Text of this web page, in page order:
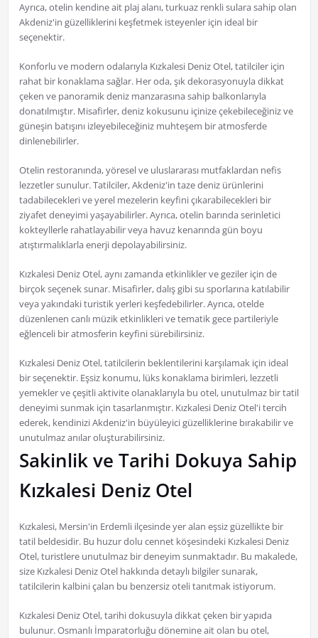
Ayrıca, otelin kendine ait plaj alanı, turkuaz renkli sulara sahip olan
Akdeniz'in güzelliklerini keşfetmek isteyenler için ideal bir
seçenektir.
Konforlu ve modern odalarıyla Kızkalesi Deniz Otel, tatilciler için
rahat bir konaklama sağlar. Her oda, şık dekorasyonuyla dikkat
çeken ve panoramik deniz manzarasına sahip balkonlarıyla
donatılmıştır. Misafirler, deniz kokusunu içinize çekebileceğiniz ve
güneşin batışını izleyebileceğiniz muhteşem bir atmosferde
dinlenebilirler.
Otelin restoranında, yöresel ve uluslararası mutfaklardan nefis
lezzetler sunulur. Tatilciler, Akdeniz'in taze deniz ürünlerini
tadabilecekleri ve yerel mezelerin keyfini çıkarabilecekleri bir
ziyafet deneyimi yaşayabilirler. Ayrıca, otelin barında serinletici
kokteyllerle rahatlayabilir veya havuz kenarında gün boyu
atıştırmalıklarla enerji depolayabilirsiniz.
Kızkalesi Deniz Otel, aynı zamanda etkinlikler ve geziler için de
birçok seçenek sunar. Misafirler, dalış gibi su sporlarına katılabilir
veya yakındaki turistik yerleri keşfedebilirler. Ayrıca, otelde
düzenlenen canlı müzik etkinlikleri ve tematik gece partileriyle
eğlenceli bir atmosferin keyfini sürebilirsiniz.
Kızkalesi Deniz Otel, tatilcilerin beklentilerini karşılamak için ideal
bir seçenektir. Eşsiz konumu, lüks konaklama birimleri, lezzetli
yemekler ve çeşitli aktivite olanaklarıyla bu otel, unutulmaz bir tatil
deneyimi sunmak için tasarlanmıştır. Kızkalesi Deniz Otel'i tercih
ederek, kendinizi Akdeniz'in büyüleyici güzelliklerine bırakabilir ve
unutulmaz anılar oluşturabilirsiniz.
Sakinlik ve Tarihi Dokuya Sahip
Kızkalesi Deniz Otel
Kızkalesi, Mersin'in Erdemli ilçesinde yer alan eşsiz güzellikte bir
tatil beldesidir. Bu huzur dolu cennet köşesindeki Kızkalesi Deniz
Otel, turistlere unutulmaz bir deneyim sunmaktadır. Bu makalede,
size Kızkalesi Deniz Otel hakkında detaylı bilgiler sunarak,
tatilcilerin kalbini çalan bu benzersiz oteli tanıtmak istiyorum.
Kızkalesi Deniz Otel, tarihi dokusuyla dikkat çeken bir yapıda
bulunur. Osmanlı İmparatorluğu dönemine ait olan bu otel,